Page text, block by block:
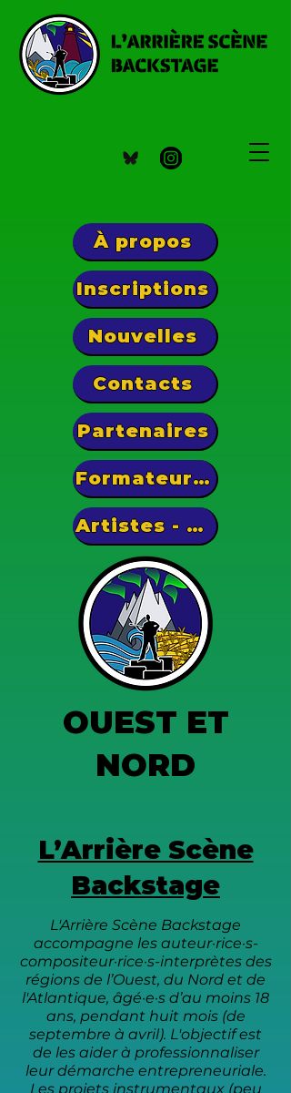
À propos
Inscriptions
Nouvelles
Contacts
Partenaires
Formateurs·rices
Artistes - Entrepreneur·es
OUEST ET
NORD
L’Arrière Scène
Backstage
L'Arrière Scène Backstage
accompagne les auteur·rice·s-
compositeur·rice·s-interprètes des
régions de l’Ouest, du Nord et de
l'Atlantique, âgé·e·s d’au moins 18
ans, pendant huit mois (de
septembre à avril). L'objectif est
de les aider à professionnaliser
leur démarche entrepreneuriale.
Les projets instrumentaux (peu